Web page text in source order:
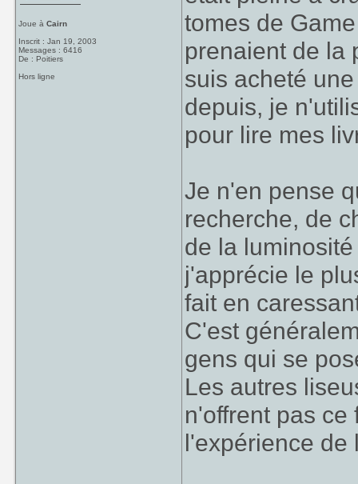
Joue àCairn
Inscrit : Jan 19, 2003
Messages : 6416
De : Poitiers
Hors ligne
tomes de
prenaient de la
suis acheté
depuis, je
pour lire mes
Je n'en pense
recherche, de
de la
j'apprécie le
fait en
C'est
gens qui se
Les autres
n'offrent pas
l'expérience de